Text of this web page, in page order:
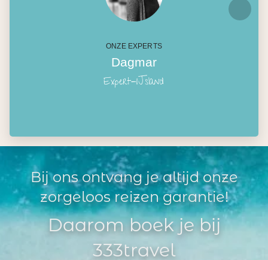
ONZE EXPERTS
Dagmar
Expert-IJsland
Bij ons ontvang je altijd onze
zorgeloos reizen garantie!
Daarom boek je bij
333travel